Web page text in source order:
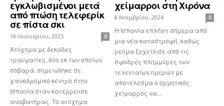
εγκλωβισμένοι μετά
από πτώση τελεφερίκ
σε πίστα σκι
18 Ιανουαρίου, 2025 0
Ατύχημα με δεκάδες
τραυματίες, δύο εκ των οποίων
σοβαρά, σημειώθηκε σε
χιονοδρομικό κέντρο στην
Ισπανία όταν κατέρρευσε
αναβατήρας. Το ατύχημα
χείμαρροι στη Χιρόνα
8 Νοεμβρίου, 2024 0
Η Ισπανία επλήγη σήμερα από
μια νέα καταστροφή, καθώς
ρεύμα ξεχείλισε από τις
σφοδρές πλημμύρες των
τελευταίων ημερών με
αποτέλεσμα ο ορμητικός
χείμαρρος να...